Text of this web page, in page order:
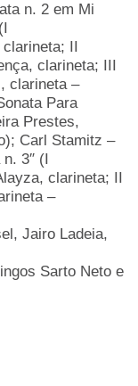
n. 2 em Mi
I
clarineta; II
clarineta; III
clarineta –
Para
Prestes,
Carl Stamitz –
3″ (I
clarineta; II
–
Jairo Ladeia,
Sarto Neto e